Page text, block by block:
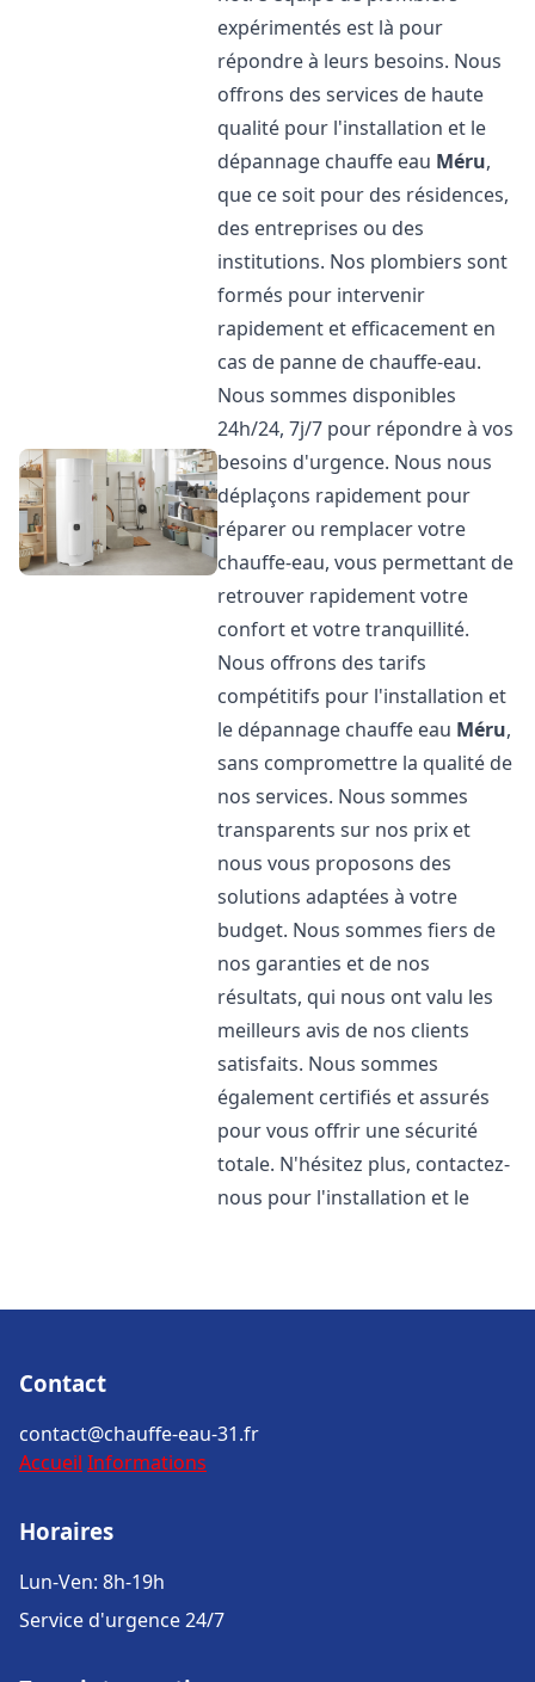
expérimentés est là pour
répondre à leurs besoins. Nous
offrons des services de haute
qualité pour l'installation et le
dépannage chauffe eau Méru,
que ce soit pour des résidences,
des entreprises ou des
institutions. Nos plombiers sont
formés pour intervenir
rapidement et efficacement en
cas de panne de chauffe-eau.
Nous sommes disponibles
24h/24, 7j/7 pour répondre à vos
besoins d'urgence. Nous nous
déplaçons rapidement pour
réparer ou remplacer votre
chauffe-eau, vous permettant de
retrouver rapidement votre
confort et votre tranquillité.
Nous offrons des tarifs
compétitifs pour l'installation et
le dépannage chauffe eau Méru,
sans compromettre la qualité de
nos services. Nous sommes
transparents sur nos prix et
nous vous proposons des
solutions adaptées à votre
budget. Nous sommes fiers de
nos garanties et de nos
résultats, qui nous ont valu les
meilleurs avis de nos clients
satisfaits. Nous sommes
également certifiés et assurés
pour vous offrir une sécurité
totale. N'hésitez plus, contactez-
nous pour l'installation et le
Contact
contact@chauffe-eau-31.fr
Accueil Informations
Horaires
Lun-Ven: 8h-19h
Service d'urgence 24/7